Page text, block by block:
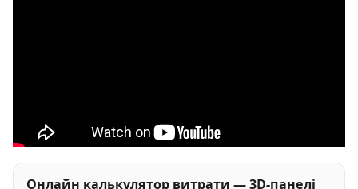
Онлайн калькулятор витрати — 3D-панелі